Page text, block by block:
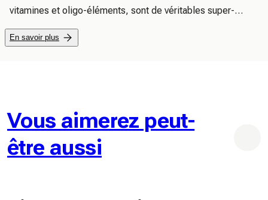
vitamines et oligo-éléments, sont de véritables super-
aliments bénéfiques pour la santé. En plantant des rosiers
sauvages dans votre jardin, vous contribuez à la
coléoptères et oiseaux sauvages, auxquels elles
fournissent nourriture, sites de nidification et abri.
En savoir plus
Vous aimerez peut-
être aussi